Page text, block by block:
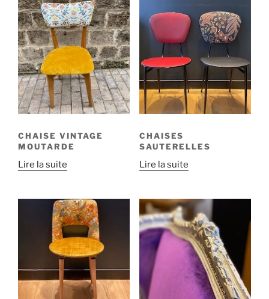
CHAISE VINTAGE
MOUTARDE
Lire la suite
CHAISES
SAUTERELLES
Lire la suite